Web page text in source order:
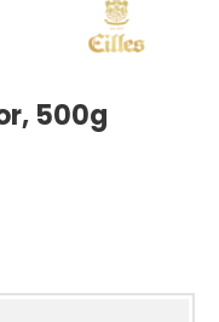
500g